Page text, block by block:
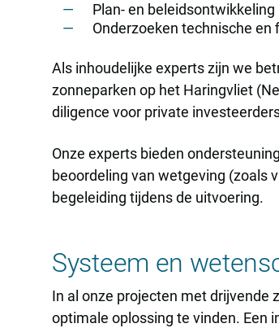
Plan- en beleidsontwikkeling
Onderzoeken technische en
Als inhoudelijke experts zijn we
zonneparken op het Haringvliet
diligence voor private
Onze experts bieden
beoordeling van wetgeving (zoals
begeleiding tijdens de uitvoering.
Systeem en
In al onze projecten met drijvende
optimale oplossing te vinden. Een